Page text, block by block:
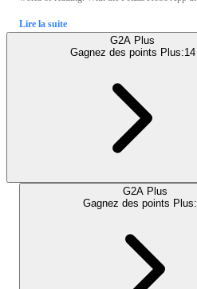
Lire la suite
G2A Plus
Gagnez des points Plus:14
G2A Plus
Gagnez des points Plus: